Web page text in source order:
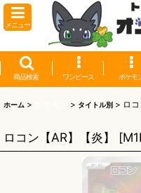
メニュー
商品検索 ワンピース ポケモ
ホーム > > タイトル別 > ロ
ロコン【AR】【炎】 [